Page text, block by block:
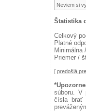
Neviem si
Štatistika
Celkový
Platné
Minimálna
Priemer /
[ predošlá
súboru. V
čísla brať